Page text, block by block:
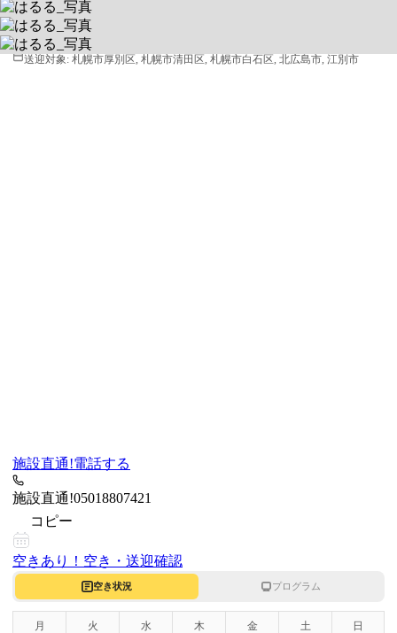
平日 9:00～18:00 / 土
0040052 北海道札幌市厚別区厚別中央二条3丁目7番15号
送迎対象: 札幌市厚別区, 札幌市清田区, 札幌市白石区, 北広島市, 江別市
施設直通!電話する
施設直通!05018807421
コピー
空きあり！ 空き・送迎確認
空き状況 プログラム
月 火 水 木 金 土 日